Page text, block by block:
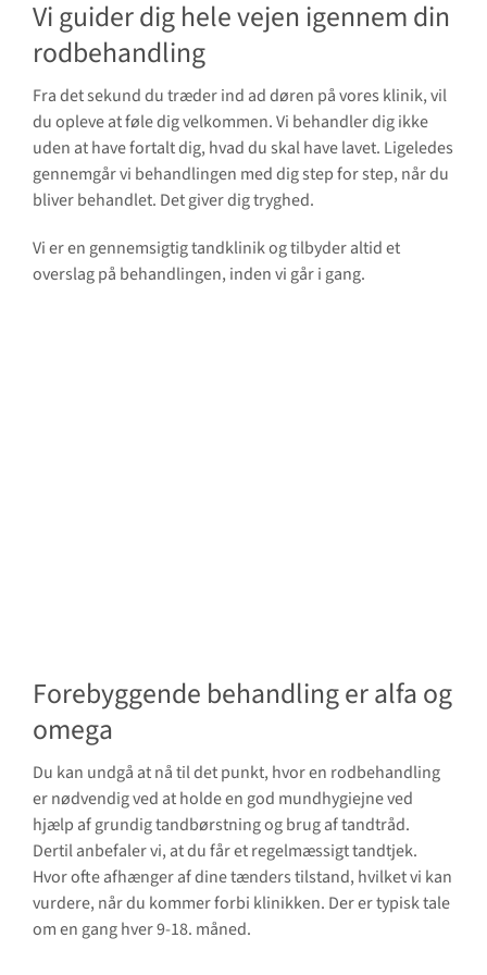
Vi guider dig hele vejen igennem din
rodbehandling
Fra det sekund du træder ind ad døren på vores klinik, vil
du opleve at føle dig velkommen. Vi behandler dig ikke
uden at have fortalt dig, hvad du skal have lavet. Ligeledes
gennemgår vi behandlingen med dig step for step, når du
bliver behandlet. Det giver dig tryghed.
Vi er en gennemsigtig tandklinik og tilbyder altid et
overslag på behandlingen, inden vi går i gang.
Forebyggende behandling er alfa og
omega
Du kan undgå at nå til det punkt, hvor en rodbehandling
er nødvendig ved at holde en god mundhygiejne ved
hjælp af grundig tandbørstning og brug af tandtråd.
Dertil anbefaler vi, at du får et regelmæssigt tandtjek.
Hvor ofte afhænger af dine tænders tilstand, hvilket vi kan
vurdere, når du kommer forbi klinikken. Der er typisk tale
om en gang hver 9-18. måned.